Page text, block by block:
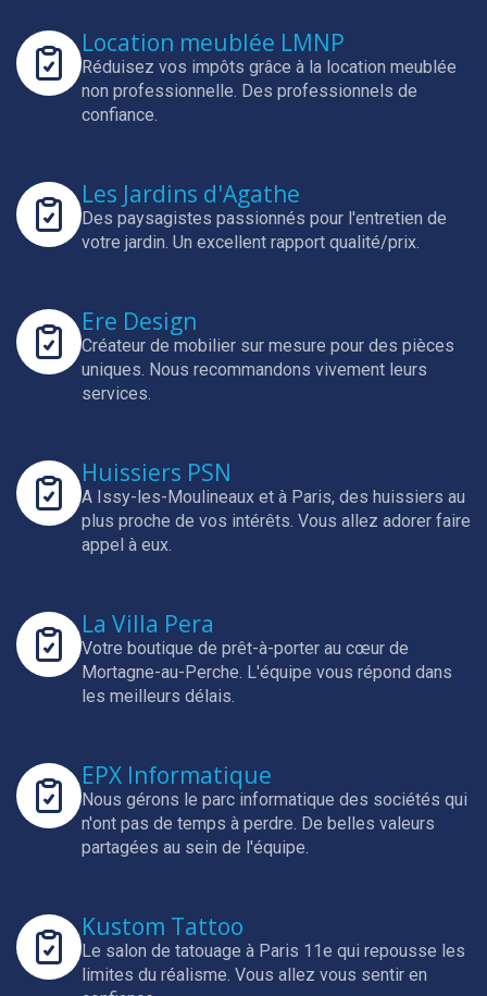
Location meublée LMNP
Réduisez vos impôts grâce à la location meublée
non professionnelle. Des professionnels de
confiance.
Les Jardins d'Agathe
Des paysagistes passionnés pour l'entretien de
votre jardin. Un excellent rapport qualité/prix.
Ere Design
Créateur de mobilier sur mesure pour des pièces
uniques. Nous recommandons vivement leurs
services.
Huissiers PSN
A Issy-les-Moulineaux et à Paris, des huissiers au
plus proche de vos intérêts. Vous allez adorer faire
appel à eux.
La Villa Pera
Votre boutique de prêt-à-porter au cœur de
Mortagne-au-Perche. L'équipe vous répond dans
les meilleurs délais.
EPX Informatique
Nous gérons le parc informatique des sociétés qui
n'ont pas de temps à perdre. De belles valeurs
partagées au sein de l'équipe.
Kustom Tattoo
Le salon de tatouage à Paris 11e qui repousse les
limites du réalisme. Vous allez vous sentir en